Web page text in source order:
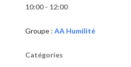
10:00 - 12:00
Groupe : AA Humilité
Catégories